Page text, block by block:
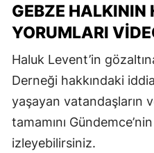
GEBZE HALKININ
YORUMLARI
Haluk Levent’in
Derneği hakkındaki
yaşayan vatandaşların
tamamını
izleyebilirsiniz.